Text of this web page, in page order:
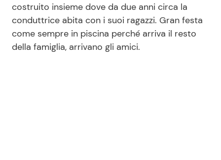
Festività Ricette per Bambini
costruito insieme dove da due anni circa la
conduttrice abita con i suoi ragazzi. Gran festa
come sempre in piscina perché arriva il resto
della famiglia, arrivano gli amici.